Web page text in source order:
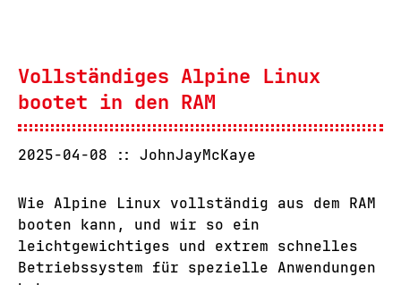
Vollständiges Alpine Linux
bootet in den RAM
2025-04-08 JohnJayMcKaye
Wie Alpine Linux vollständig aus dem RAM
booten kann, und wir so ein
leichtgewichtiges und extrem schnelles
Betriebssystem für spezielle Anwendungen